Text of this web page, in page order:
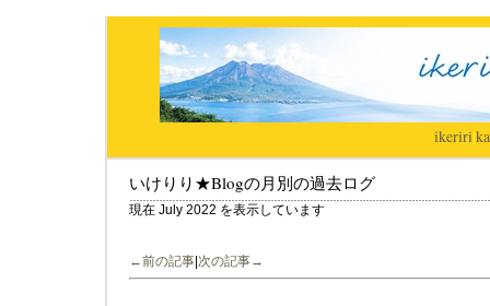
ikeriri|
いけりり★Blogの月別の過去ログ
現在 July 2022 を表示しています
←前の記事 次の記事→